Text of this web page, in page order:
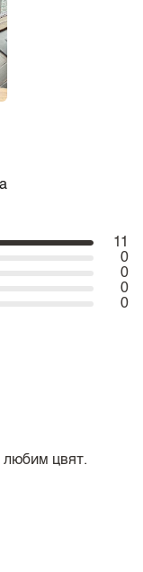
11
0
0
0
0
любим цвят.